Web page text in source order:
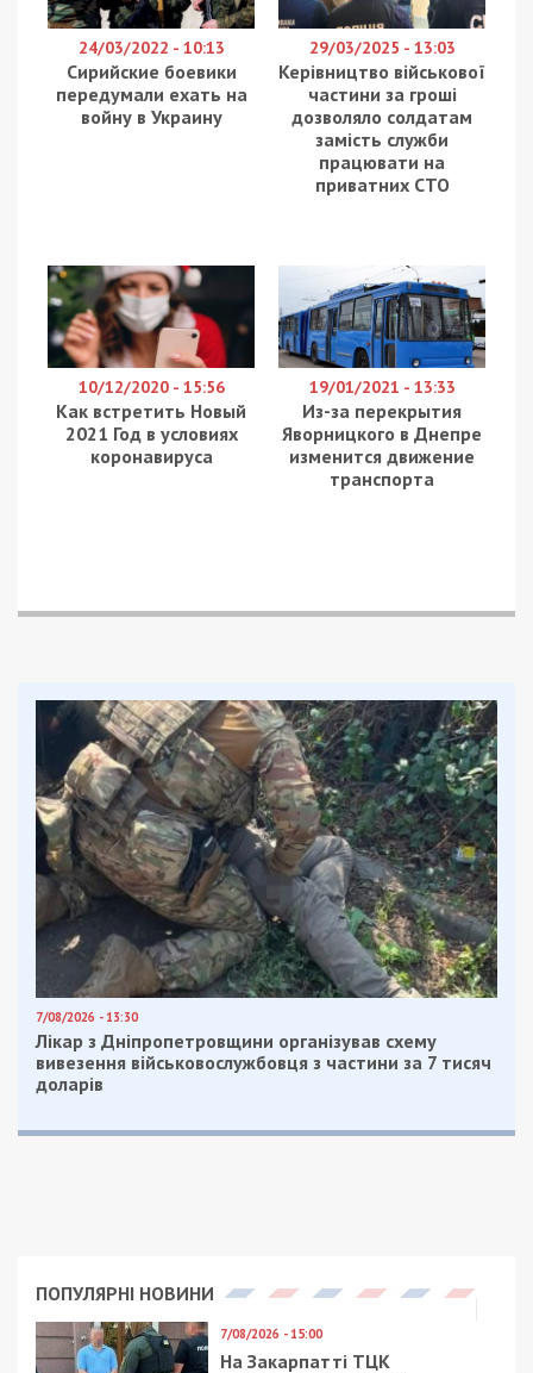
На Рівненщині правоохоронці припинили
діяльність корупційної схеми, організованої 48-
отриманні висновків військово-лікарської комісії
(ВЛК) про обмежену придатність, що давало
змогу проходити службу в тилових підрозділах.
Про це повідомляє
49000з посиланням на
Спеціалізовану прокуратуру у сфері оборони
Західного регіону.
Вартість таких “послуг” становила 4,2 тисячі
доларів США з особи. За ці кошти підозрюваний
обіцяв вплинути на медичних працівників для
до військової служби.
спочатку організатор отримав аванс у розмірі 3
тисяч доларів, а під час отримання залишку в 1,2
тисячі доларів його затримали в порядку ст. 208
КПК України. У межах розслідування
правоохоронці провели 14 санкціонованих
обшуків, під час яких вилучили готівку, чорнові
записи, мобільні телефони, комп’ютерну техніку
та іншу документацію, що підтверджує
протиправну діяльність.
Наразі військовому повідомлено про підозру за